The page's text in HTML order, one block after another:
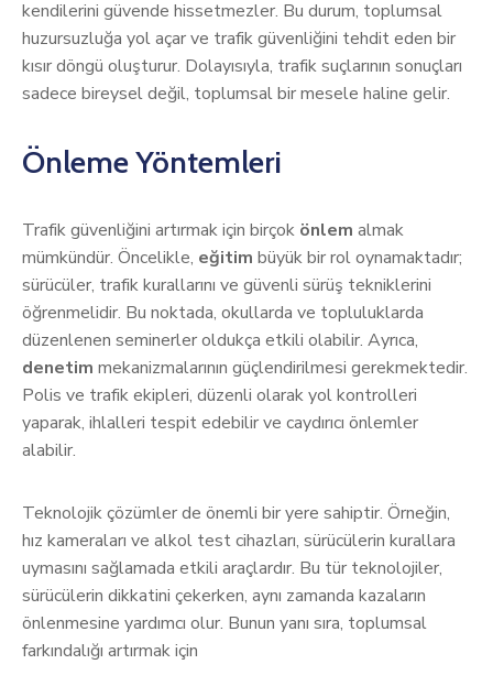
kendilerini güvende hissetmezler. Bu durum, toplumsal
huzursuzluğa yol açar ve trafik güvenliğini tehdit eden bir
kısır döngü oluşturur. Dolayısıyla, trafik suçlarının sonuçları
sadece bireysel değil, toplumsal bir mesele haline gelir.
Önleme Yöntemleri
Trafik güvenliğini artırmak için birçok önlem almak
mümkündür. Öncelikle, eğitim büyük bir rol oynamaktadır;
sürücüler, trafik kurallarını ve güvenli sürüş tekniklerini
öğrenmelidir. Bu noktada, okullarda ve topluluklarda
düzenlenen seminerler oldukça etkili olabilir. Ayrıca,
denetim mekanizmalarının güçlendirilmesi gerekmektedir.
Polis ve trafik ekipleri, düzenli olarak yol kontrolleri
yaparak, ihlalleri tespit edebilir ve caydırıcı önlemler
alabilir.
Teknolojik çözümler de önemli bir yere sahiptir. Örneğin,
hız kameraları ve alkol test cihazları, sürücülerin kurallara
uymasını sağlamada etkili araçlardır. Bu tür teknolojiler,
sürücülerin dikkatini çekerken, aynı zamanda kazaların
önlenmesine yardımcı olur. Bunun yanı sıra, toplumsal
farkındalığı artırmak için